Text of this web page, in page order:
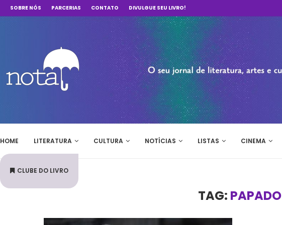
SOBRE NÓS PARCERIAS CONTATO DIVULGUE SEU LIVRO!
HOME LITERATURA CULTURA NOTÍCIAS LISTAS CINEMA
CLUBE DO LIVRO
TAG: PAPADO